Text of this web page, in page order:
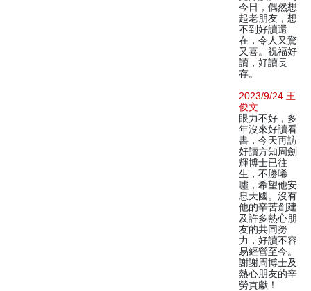
今日，偶然想
起老朋友，想
不到好讀還
在，令人又驚
又喜。祝福好
讀，好讀長
存。
2023/9/24 王
俊文
眼力不好，多
年沒來好讀看
書，今天再訪
好讀方知周劍
輝博士已往
生，不勝唏
噓，希望他安
息天國。沒有
他的辛苦創建
及許多熱心朋
友的共同努
力，好讀不容
易經營至今。
謝謝周博士及
熱心朋友的辛
勞貢獻！